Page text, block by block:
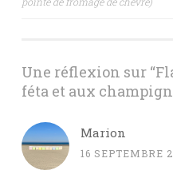
Une réflexion sur “
féta et aux
Marion
16 SEPTEMBRE